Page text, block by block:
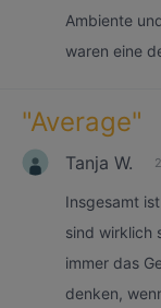
Ambiente
waren eine
"Average"
Tanja W.
Insgesamt
sind wirklich
immer das
denken,